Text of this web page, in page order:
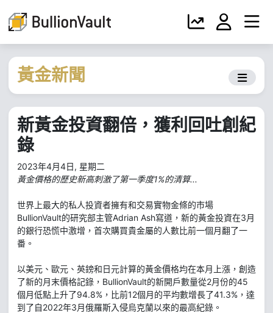
黃金新聞
新黃金投資翻倍，獲利回吐創紀
錄
2023年4月4日, 星期二
黃金價格的歷史新高刺激了第一季度1%的清算...
世界上最大的私人投資者擁有和交易實物金條的市場
BullionVault的研究部主管Adrian Ash寫道，新的黃金投資在3月
的銀行恐慌中激增，首次購買貴金屬的人數比前一個月翻了一
番。
以美元、歐元、英鎊和日元計算的黃金價格均在本月上漲，創造
了新的月末價格記錄，BullionVault的新開戶數量從2月份的45
個月低點上升了94.8%，比前12個月的平均數增長了41.3%，達
到了自2022年3月俄羅斯入侵烏克蘭以來的最高紀錄。